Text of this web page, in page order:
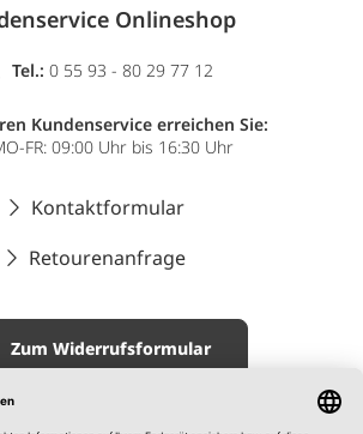
Onlineshop
Tel.: 0 55 93 - 80 29 77 12
Kundenservice erreichen Sie:
FR: 09:00 Uhr bis 16:30 Uhr
Kontaktformular
Retourenanfrage
Zum Widerrufsformular